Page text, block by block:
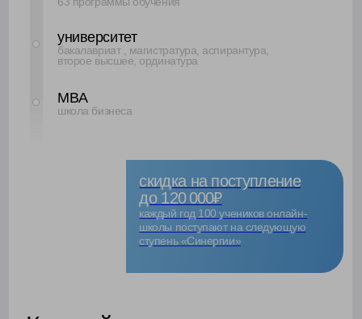
Тогда и решила: хочу в медицину.
С куратором всё прошло легко — мне помогли
Алиса Васильева, 17 лет
колледж
медицинский факультет